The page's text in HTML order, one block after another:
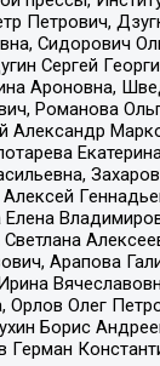
Петрович,
Сидорович
Сергей
Ароновна,
Романова
Александр
Светлана
Арапова
Орлов Олег
Борис
Герман